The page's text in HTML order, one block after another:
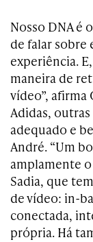
Nosso DNA é
de falar sobre
experiência.
maneira de
vídeo”, afirma
Adidas,
adequado e
André. “Um
amplamente
Sadia, que
de vídeo: in-
conectada,
própria. Há